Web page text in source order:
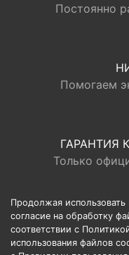
Постоянно
Помогаем
ГАРАНТИЯ
Только
© LOGR | ООО
ИНН 7713725002,
Продолжая использовать
согласие на обработку
соответствии с
использования файлов